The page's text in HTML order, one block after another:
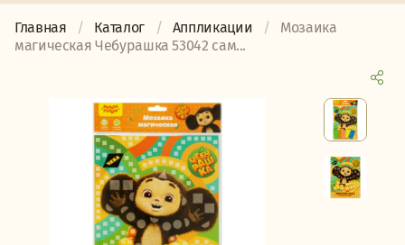
Главная Каталог Аппликации
Мозаика
магическая Чебурашка 53042 сам...